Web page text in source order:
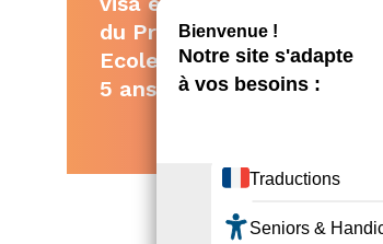
du Programme Grande
Ecole EM Normandie pour
5 ans